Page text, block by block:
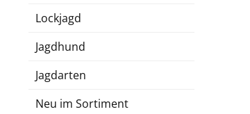
Lockjagd
Jagdhund
Jagdarten
Neu im Sortiment